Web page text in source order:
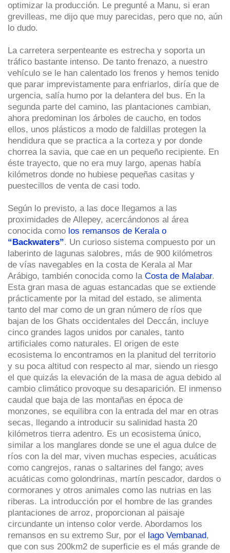
optimizar la producción. Le pregunté a Manu, si eran
grevilleas, me dijo que muy parecidas, pero que no, aún
lo dudo.
La carretera serpenteante es estrecha y soporta un
tráfico bastante intenso. De tanto frenazo, a nuestro
vehículo se le han calentado los frenos y hemos tenido
que parar imprevistamente para enfriarlos, diría que de
urgencia, salía humo por la delantera del bus. En la
segunda parte del camino, las plantaciones cambian,
ahora predominan los árboles de caucho, en todos
ellos, unos plásticos a modo de faldillas protegen la
hendidura que se practica a la corteza y por donde
chorrea la savia, que cae en un pequeño recipiente. En
éste trayecto, que no era muy largo, apenas había
kilómetros donde no hubiese pequeñas casitas y
puestecillos de venta de casi todo.
Según lo previsto, a las doce llegamos a las
proximidades de Allepey, acercándonos al área
conocida como los remansos de Kerala o
“Backwaters”. Un curioso sistema compuesto por un
laberinto de lagunas salobres, más de 900 kilómetros
de vías navegables en la costa de Kerala al Mar
Arábigo, también conocida como la Costa de Malabar.
Esta gran masa de aguas estancadas que se extiende
prácticamente por la mitad del estado, se alimenta
tanto del mar como de un gran número de ríos que
bajan de los Ghats occidentales del Deccán, incluye
cinco grandes lagos unidos por canales, tanto
artificiales como naturales. El origen de este
ecosistema lo encontramos en la planitud del territorio
y su poca altitud con respecto al mar, siendo un riesgo
el que quizás la elevación de la masa de agua debido al
cambio climático provoque su desaparición. El inmenso
caudal que baja de las montañas en época de
monzones, se equilibra con la entrada del mar en otras
secas, llegando a introducir su salinidad hasta 20
kilómetros tierra adentro. Es un ecosistema único,
similar a los manglares donde se une el agua dulce de
ríos con la del mar, viven muchas especies, acuáticas
como cangrejos, ranas o saltarines del fango; aves
acuáticas como golondrinas, martín pescador, dardos o
cormoranes y otros animales como las nutrias en las
riberas. La introducción por el hombre de las grandes
plantaciones de arroz, proporcionan al paisaje
circundante un intenso color verde. Abordamos los
remansos en su extremo Sur, por el lago Vembanad,
que con sus 200km2 de superficie es el más grande de